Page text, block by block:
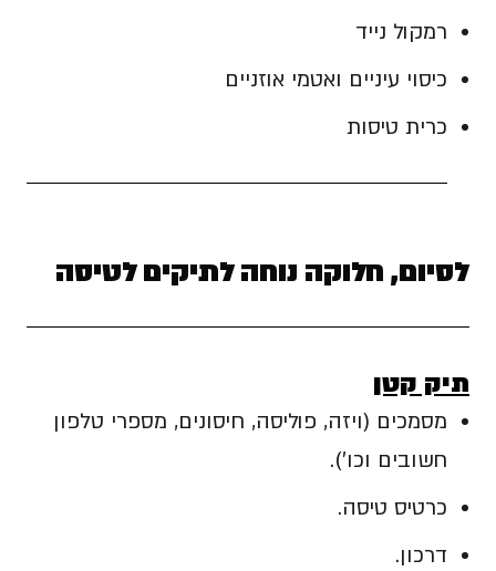
רמקול נייד
כיסוי עיניים ואטמי אוזניים
כרית טיסות
לסיום, חלוקה נוחה לתיקים לטיסה
תיק קטן
מסמכים (ויזה, פוליסה, חיסונים, מספרי טלפון
חשובים וכו').
כרטיס טיסה.
דרכון.